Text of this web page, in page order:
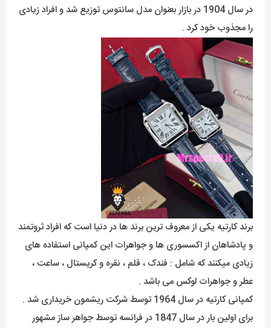
در سال 1904 در بازار بعنوان مدل سانتوس توزیع شد و افراد زیادی
را مجذوب خود کرد .
برند کارتیه یکی از معروف ترین برند ها در دنیا است که افراد ثروتمند
و پادشاهان از اکسسوری ها و جواهرات این کمپانی استفاده های
زیادی میکنند که شامل : فندک ، قلم ، نقره و کریستال ، ساعت ،
عطر و جواهرات لوکس می باشد .
کمپانی کارتیه در سال 1964 توسط شرکت ریشمون خریداری شد .
برای اولین بار در سال 1847 در فرانسه توسط جواهر ساز مشهور